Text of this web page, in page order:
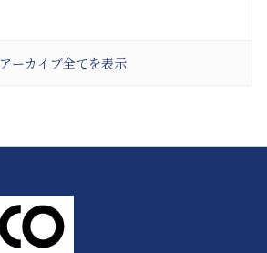
アーカイブ全てを表示